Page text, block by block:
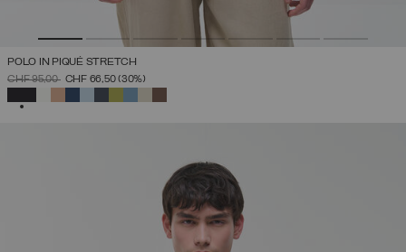
POLO IN PIQUÉ STRETCH
PREZZO RIDOTTO DA
CHF 95,00ACHF 66,50(30%)